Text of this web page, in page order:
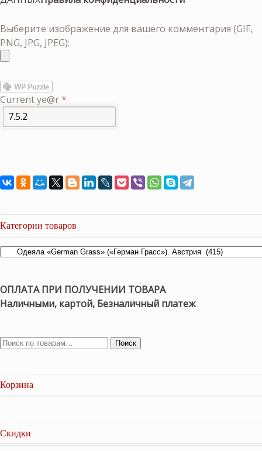
Выберите изображение для вашего комментария (GIF,
PNG, JPG, JPEG):
Current ye@r*
Категории товаров
ОПЛАТА ПРИ ПОЛУЧЕНИИ ТОВАРА
Наличными, картой, Безналичный платеж
Поиск
Корзина
Скидки